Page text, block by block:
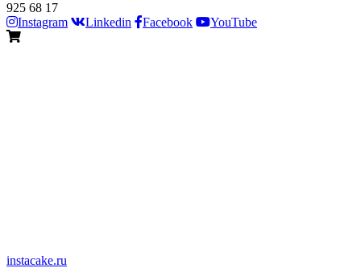
925 68 17
Instagram
Linkedin Facebook YouTube
instacake.ru